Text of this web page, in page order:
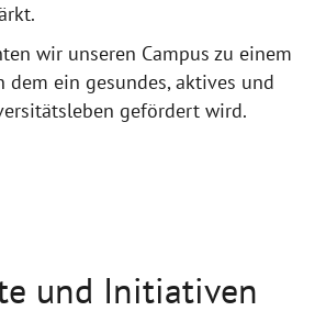
wir unseren Campus zu einem
dem ein gesundes, aktives und
gefördert wird.
und Initiativen